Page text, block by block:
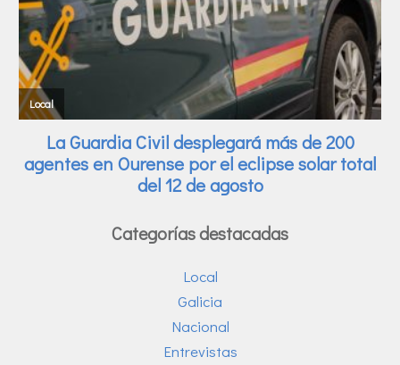
Categorías destacadas
Local
Galicia
Nacional
Entrevistas